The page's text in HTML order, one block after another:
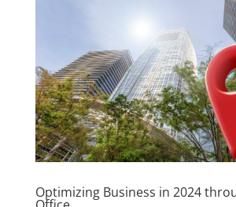
Optimizing Business in 2024